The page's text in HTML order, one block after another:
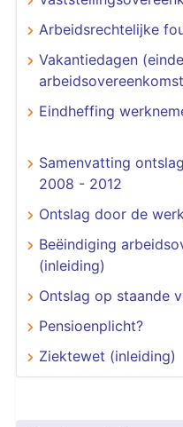
Arbeidsrechtelijke
Vakantiedagen (einde
Eindheffing
Samenvatting
2008 - 2012
Ontslag door de
Beëindiging
(inleiding)
Ontslag op staande
Pensioenplicht?
Ziektewet (inleiding)